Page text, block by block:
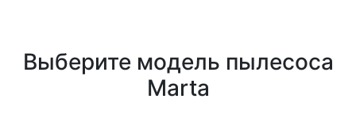
Выберите модель пылесоса
Marta